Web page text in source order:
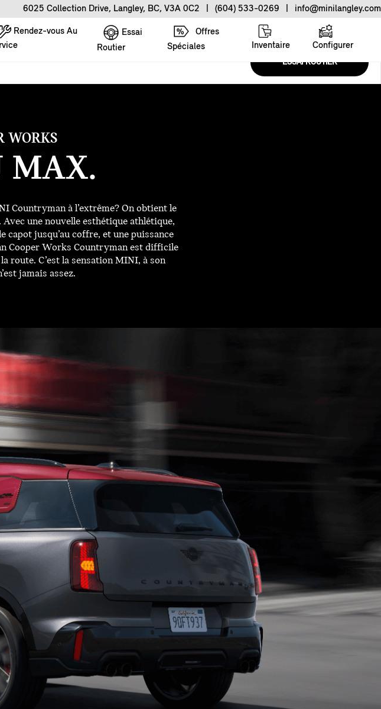
6025 Collection Drive, Langley, BC, V3A 0C2 (604) 533-0269 info@minilangley.com
Rendez-vous Au
Essai
Routier
Offres
Spéciales
Inventaire
Configurer
ESSAI ROUTIER
WORKS
MAX.
Countryman à l’extrême? On obtient le
une nouvelle esthétique athlétique,
jusqu’au coffre, et une puissance
Cooper Works Countryman est difficile
route. C’est la sensation MINI, à son
jamais assez.